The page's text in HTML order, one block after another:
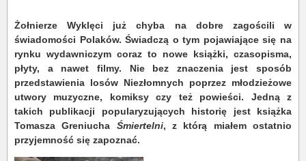
Żołnierze Wyklęci już chyba na dobre zagościli w
świadomości Polaków. Świadczą o tym pojawiające się na
rynku wydawniczym coraz to nowe książki, czasopisma,
płyty, a nawet filmy. Nie bez znaczenia jest sposób
przedstawienia losów Niezłomnych poprzez młodzieżowe
utwory muzyczne, komiksy czy też powieści. Jedną z
takich publikacji popularyzujących historię jest książka
Tomasza Greniucha Śmiertelni, z którą miałem ostatnio
przyjemność się zapoznać.